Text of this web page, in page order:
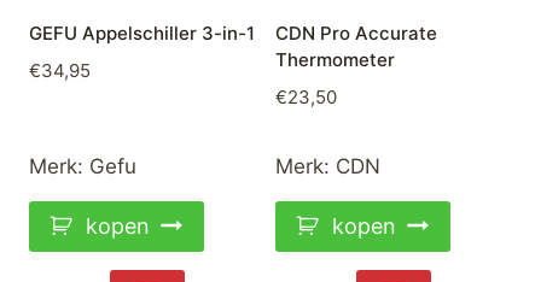
GEFU Appelschiller 3-in-1
€34,95
Merk: Gefu
kopen
CDN Pro Accurate
Thermometer
€23,50
Merk: CDN
kopen